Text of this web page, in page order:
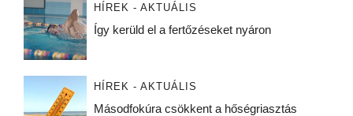
HÍREK - AKTUÁLIS
Így kerüld el a fertőzéseket nyáron
HÍREK - AKTUÁLIS
Másodfokúra csökkent a hőségriasztás